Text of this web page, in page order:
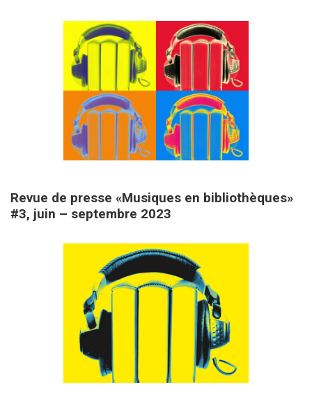
Revue de presse «Musiques en bibliothèques»
#3, juin – septembre 2023